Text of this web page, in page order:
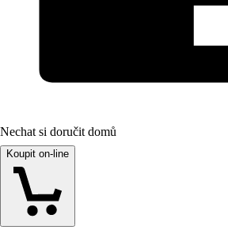
Nechat si doručit domů
Koupit on-line